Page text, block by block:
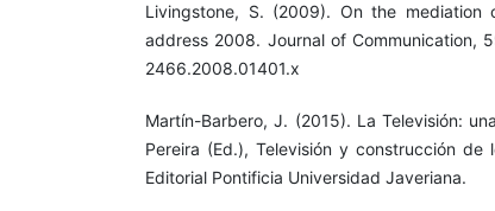
Livingstone, S. (2009). On the mediation
address 2008. Journal of Communication,
2466.2008.01401.x
Martín-Barbero, J. (2015). La Televisión:
Pereira (Ed.), Televisión y construcción
Editorial Pontificia Universidad Javeriana.